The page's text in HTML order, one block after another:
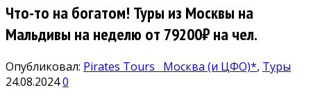
Что-то на богатом! Туры из Москвы на
Мальдивы на неделю от 79200₽ на чел.
Опубликовал: Pirates Tours Москва (и ЦФО)*, Туры
24.08.20240